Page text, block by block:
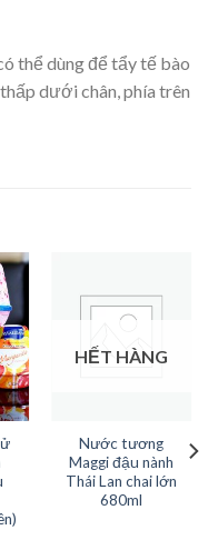
thể dùng để tẩy tế bào
dưới chân, phía trên
HẾT HÀNG
Nước tương
Maggi đậu nành
Thái Lan chai lớn
680ml